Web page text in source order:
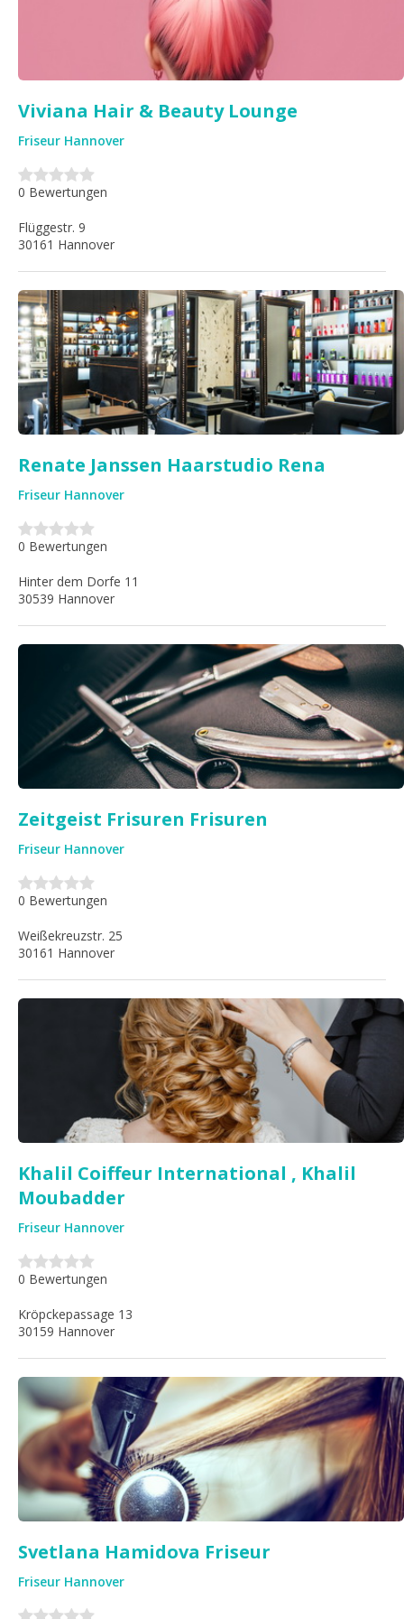
Viviana Hair & Beauty Lounge
Friseur Hannover
Flüggestr. 9
30161 Hannover
0 Bewertungen
Renate Janssen Haarstudio Rena
Friseur Hannover
Hinter dem Dorfe 11
30539 Hannover
0 Bewertungen
Zeitgeist Frisuren Frisuren
Friseur Hannover
Weißekreuzstr. 25
30161 Hannover
0 Bewertungen
Khalil Coiffeur International , Khalil
Moubadder
Friseur Hannover
Kröpckepassage 13
30159 Hannover
0 Bewertungen
Svetlana Hamidova Friseur
Friseur Hannover